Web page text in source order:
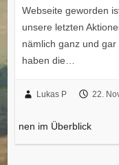
Webseite geworden
unsere letzten
nämlich ganz und
haben die…
Lukas P 22.
nen im Überblick